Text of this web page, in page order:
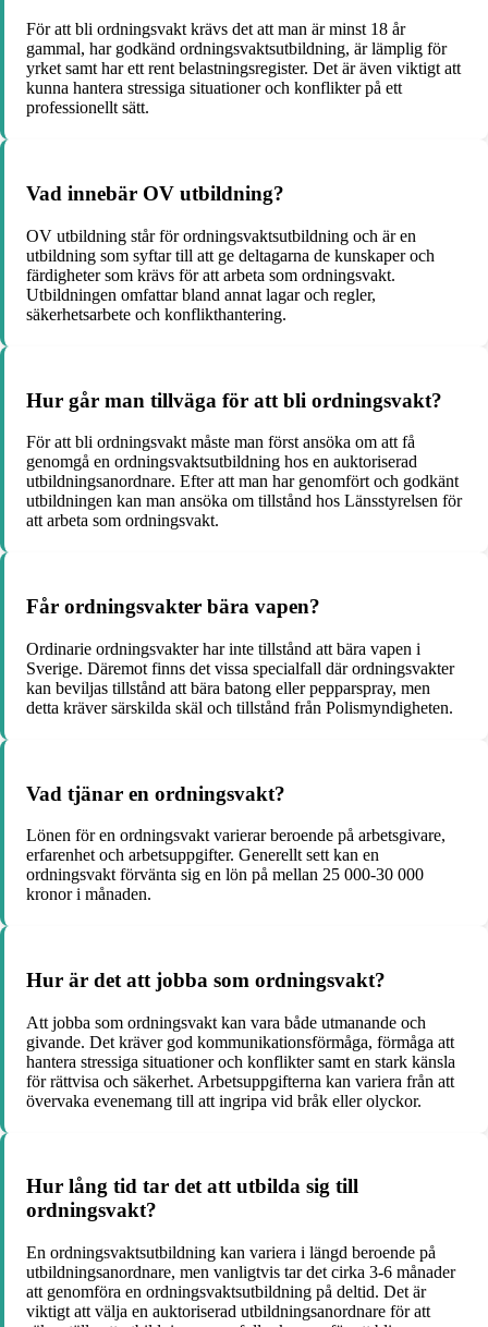
För att bli ordningsvakt krävs det att man är minst 18 år
gammal, har godkänd ordningsvaktsutbildning, är lämplig för
yrket samt har ett rent belastningsregister. Det är även viktigt att
kunna hantera stressiga situationer och konflikter på ett
professionellt sätt.
Vad innebär OV utbildning?
OV utbildning står för ordningsvaktsutbildning och är en
utbildning som syftar till att ge deltagarna de kunskaper och
färdigheter som krävs för att arbeta som ordningsvakt.
Utbildningen omfattar bland annat lagar och regler,
säkerhetsarbete och konflikthantering.
Hur går man tillväga för att bli ordningsvakt?
För att bli ordningsvakt måste man först ansöka om att få
genomgå en ordningsvaktsutbildning hos en auktoriserad
utbildningsanordnare. Efter att man har genomfört och godkänt
utbildningen kan man ansöka om tillstånd hos Länsstyrelsen för
att arbeta som ordningsvakt.
Får ordningsvakter bära vapen?
Ordinarie ordningsvakter har inte tillstånd att bära vapen i
Sverige. Däremot finns det vissa specialfall där ordningsvakter
kan beviljas tillstånd att bära batong eller pepparspray, men
detta kräver särskilda skäl och tillstånd från Polismyndigheten.
Vad tjänar en ordningsvakt?
Lönen för en ordningsvakt varierar beroende på arbetsgivare,
erfarenhet och arbetsuppgifter. Generellt sett kan en
ordningsvakt förvänta sig en lön på mellan 25 000-30 000
kronor i månaden.
Hur är det att jobba som ordningsvakt?
Att jobba som ordningsvakt kan vara både utmanande och
givande. Det kräver god kommunikationsförmåga, förmåga att
hantera stressiga situationer och konflikter samt en stark känsla
för rättvisa och säkerhet. Arbetsuppgifterna kan variera från att
övervaka evenemang till att ingripa vid bråk eller olyckor.
Hur lång tid tar det att utbilda sig till
ordningsvakt?
En ordningsvaktsutbildning kan variera i längd beroende på
utbildningsanordnare, men vanligtvis tar det cirka 3-6 månader
att genomföra en ordningsvaktsutbildning på deltid. Det är
viktigt att välja en auktoriserad utbildningsanordnare för att